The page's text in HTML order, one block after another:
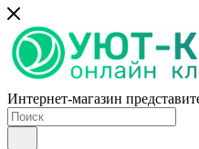
Интернет-магазин